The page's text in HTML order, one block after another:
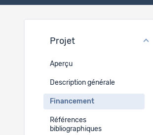
Projet
Aperçu
Description générale
Financement
Références
bibliographiques